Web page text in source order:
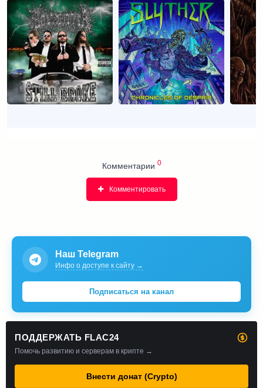
Комментарии 0
Комментировать
Наш Telegram
Инфо о доступе к сайту →
Подписаться на канал
ПОДДЕРЖАТЬ FLAC24
Помочь развитию и серверам в крипте →
Внести донат (Crypto)